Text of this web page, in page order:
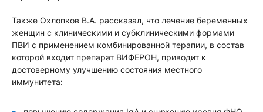
Также Охлопков В.А. рассказал, что лечение беременных
женщин с клиническими и субклиническими формами
ПВИ с применением комбинированной терапии, в состав
которой входит препарат ВИФЕРОН, приводит к
достоверному улучшению состояния местного
иммунитета: